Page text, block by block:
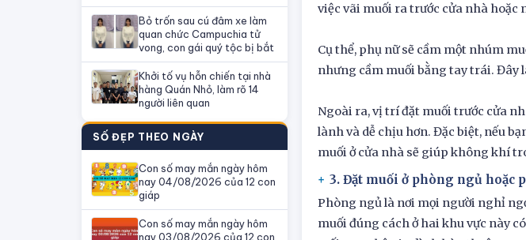
Bỏ trốn sau cú đâm xe làm
quan chức Campuchia tử
vong, con gái quý tộc bị bắt
Khởi tố vụ hỗn chiến tại nhà
hàng Quán Nhỏ, làm rõ 14
người liên quan
SỐ ĐẸP THEO NGÀY
Con số may mắn ngày hôm
nay 04/08/2026 của 12 con
giáp
Con số may mắn ngày hôm
nay 03/08/2026 của 12 con
việc vãi muối ra trước cửa nhà hoặc
Cụ thể, phụ nữ sẽ cầm một nhúm
nhưng cầm muối bằng tay trái. Đây
Ngoài ra, vị trí đặt muối trước cửa
lành và dễ chịu hơn. Đặc biệt, nếu
muối ở cửa nhà sẽ giúp không khí
3. Đặt muối ở phòng ngủ hoặc
Phòng ngủ là nơi mọi người nghỉ
muối đúng cách ở hai khu vực này